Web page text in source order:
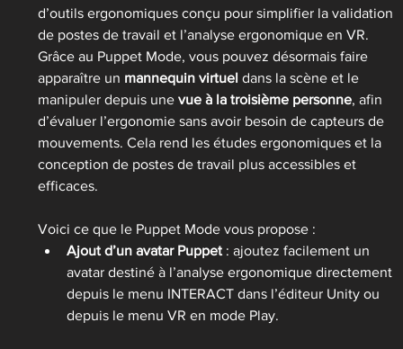
d’outils ergonomiques conçu pour simplifier la validation
de postes de travail et l’analyse ergonomique en VR.
Grâce au Puppet Mode, vous pouvez désormais faire
apparaître un mannequin virtuel dans la scène et le
manipuler depuis une vue à la troisième personne, afin
d’évaluer l’ergonomie sans avoir besoin de capteurs de
mouvements. Cela rend les études ergonomiques et la
conception de postes de travail plus accessibles et
efficaces.
Voici ce que le Puppet Mode vous propose :
Ajout d’un avatar Puppet : ajoutez facilement un
avatar destiné à l’analyse ergonomique directement
depuis le menu INTERACT dans l’éditeur Unity ou
depuis le menu VR en mode Play.